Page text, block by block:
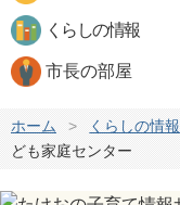
くらしの情報
市長の部屋
ホーム > くらしの情報
ども家庭センター